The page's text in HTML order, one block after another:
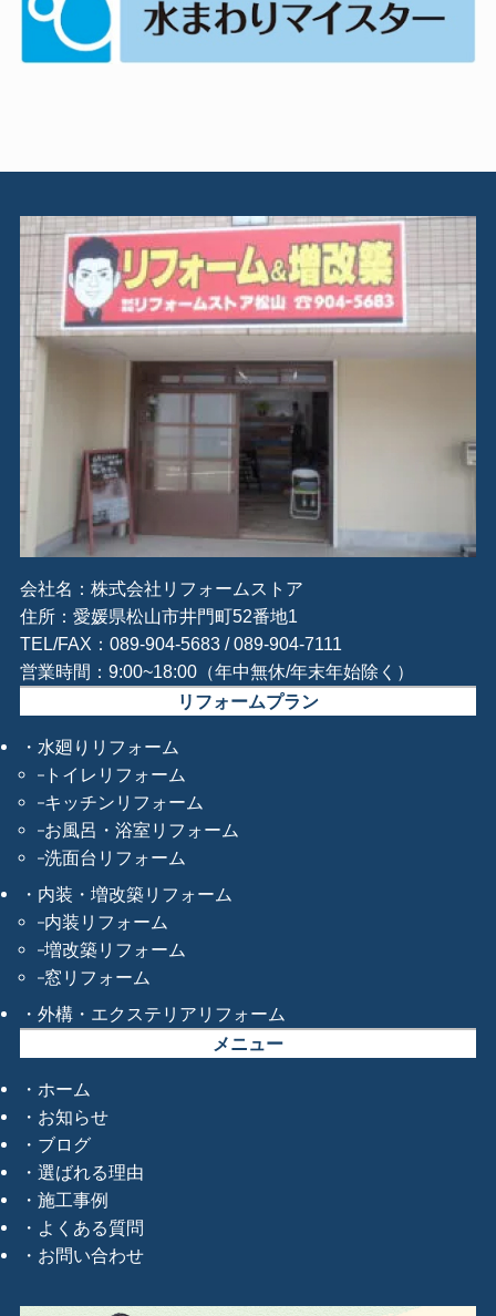
会社名：株式会社リフォームストア
住所：愛媛県松山市井門町52番地1
TEL/FAX：089-904-5683 / 089-904-7111
営業時間：9:00~18:00（年中無休/年末年始除く）
リフォームプラン
水廻りリフォーム
トイレリフォーム
キッチンリフォーム
お風呂・浴室リフォーム
洗面台リフォーム
内装・増改築リフォーム
内装リフォーム
増改築リフォーム
窓リフォーム
外構・エクステリアリフォーム
メニュー
ホーム
お知らせ
ブログ
選ばれる理由
施工事例
よくある質問
お問い合わせ